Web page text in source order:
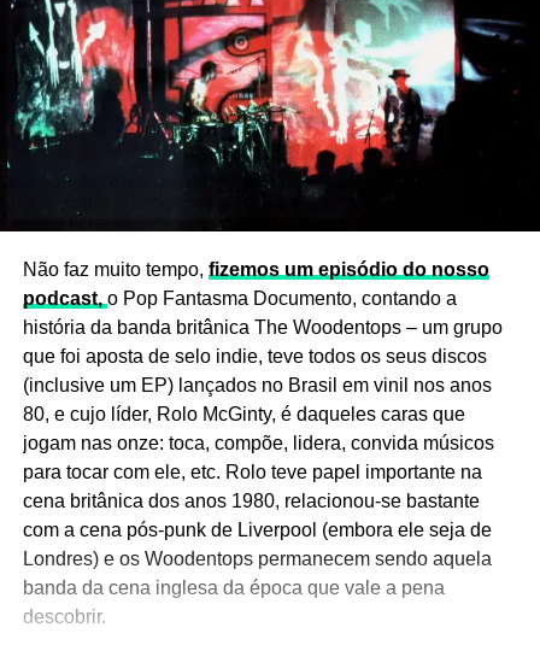
Não faz muito tempo, fizemos um episódio do nosso
podcast, o Pop Fantasma Documento, contando a
história da banda britânica The Woodentops – um grupo
que foi aposta de selo indie, teve todos os seus discos
(inclusive um EP) lançados no Brasil em vinil nos anos
80, e cujo líder, Rolo McGinty, é daqueles caras que
jogam nas onze: toca, compõe, lidera, convida músicos
para tocar com ele, etc. Rolo teve papel importante na
cena britânica dos anos 1980, relacionou-se bastante
com a cena pós-punk de Liverpool (embora ele seja de
Londres) e os Woodentops permanecem sendo aquela
banda da cena inglesa da época que vale a pena
descobrir.